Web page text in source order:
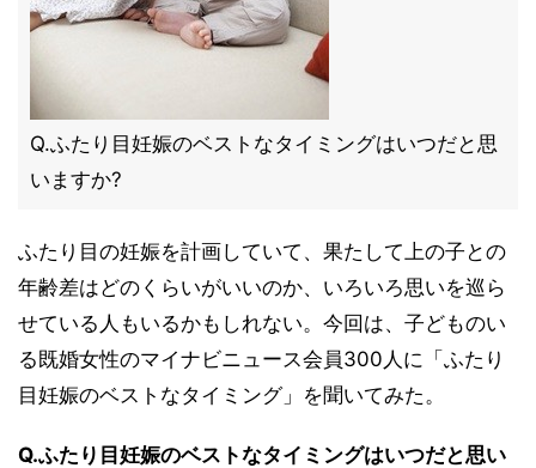
Q.ふたり目妊娠のベストなタイミングはいつだと思
いますか?
ふたり目の妊娠を計画していて、果たして上の子との
年齢差はどのくらいがいいのか、いろいろ思いを巡ら
せている人もいるかもしれない。今回は、子どものい
る既婚女性のマイナビニュース会員300人に「ふたり
目妊娠のベストなタイミング」を聞いてみた。
Q.ふたり目妊娠のベストなタイミングはいつだと思い